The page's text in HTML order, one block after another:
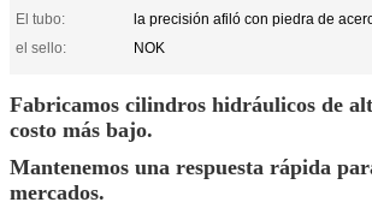
El tubo:
la precisión afiló con piedra de
el sello:
NOK
Fabricamos cilindros hidráulicos de
costo más bajo.
Mantenemos una respuesta rápida
mercados.